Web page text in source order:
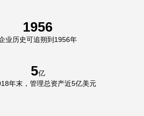
1956
业历史可追朔到1956年
5亿
年末，管理总资产近5亿美元